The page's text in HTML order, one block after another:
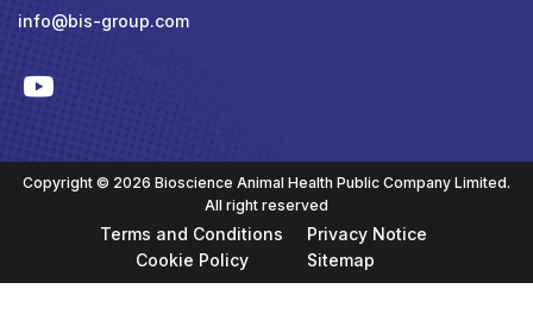
info@bis-group.com
Copyright © 2026 Bioscience Animal Health Public Company Limited.
All right reserved
Terms and Conditions
Privacy Notice
Cookie Policy
Sitemap